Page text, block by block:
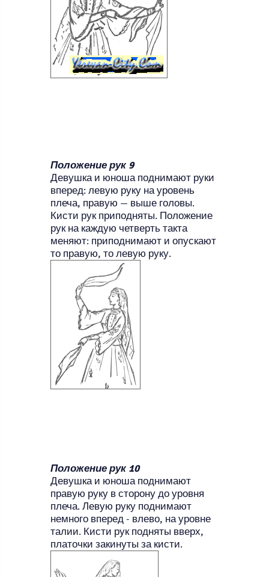
Положение рук 9
Девушка и юноша поднимают руки
вперед: левую руку на уровень
плеча, правую — выше головы.
Кисти рук приподняты. Положение
рук на каждую четверть такта
меняют: приподнимают и опускают
то правую, то левую руку.
Положение рук 10
Девушка и юноша поднимают
правую руку в сторону до уровня
плеча. Левую руку поднимают
немного вперед - влево, на уровне
талии. Кисти рук подняты вверх,
платочки закинуты за кисти.